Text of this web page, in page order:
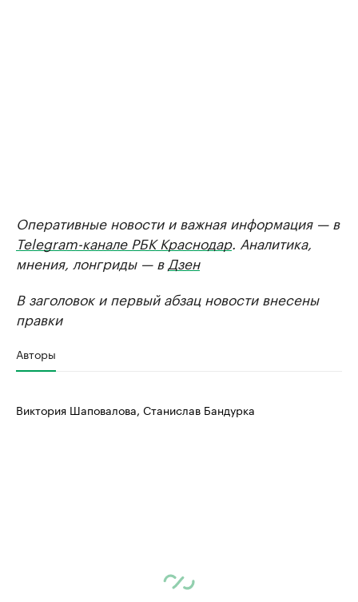
Оперативные новости и важная информация — в
Telegram-канале РБК Краснодар. Аналитика,
мнения, лонгриды — в Дзен
В заголовок и первый абзац новости внесены
правки
Авторы
Виктория Шаповалова, Станислав Бандурка